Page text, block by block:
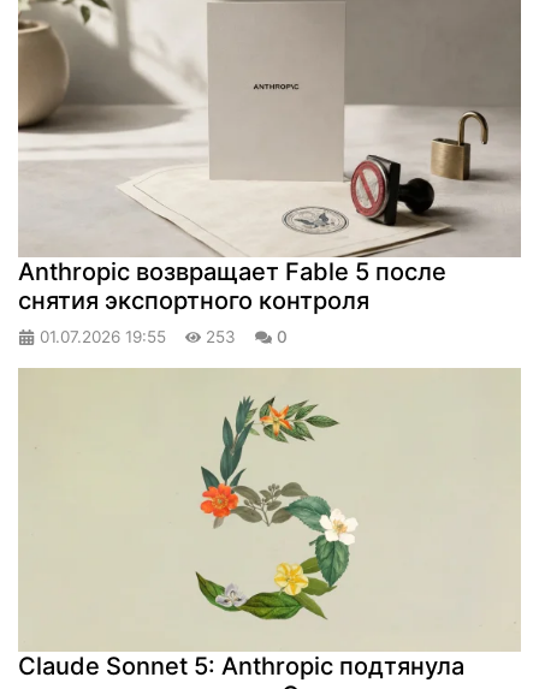
Anthropic возвращает Fable 5 после
снятия экспортного контроля
01.07.2026 19:55 253 0
Claude Sonnet 5: Anthropic подтянула